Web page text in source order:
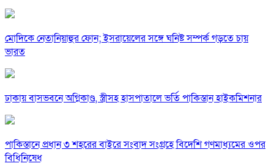
মোদিকে নেতানিয়াহুর ফোন; ইসরায়েলের সঙ্গে ঘনিষ্ট সম্পর্ক গড়তে চায়
ভারত
ঢাকায় বাসভবনে অগ্নিকাণ্ড, স্ত্রীসহ হাসপাতালে ভর্তি পাকিস্তান হাইকমিশনার
পাকিস্তানে প্রধান ৩ শহরের বাইরে সংবাদ সংগ্রহে বিদেশি গণমাধ্যমের ওপর
বিধিনিষেধ